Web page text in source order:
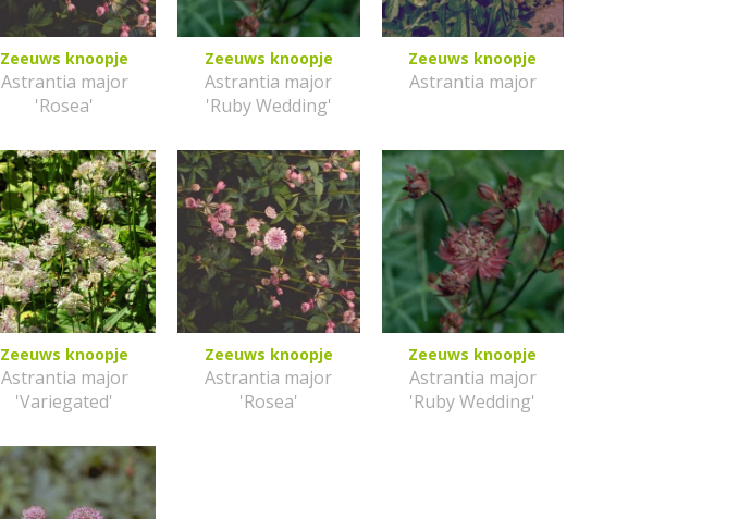
Zeeuws knoopje
Astrantia major
'Rosea'
Zeeuws knoopje
Astrantia major
'Ruby Wedding'
Zeeuws knoopje
Astrantia major
Zeeuws knoopje
Astrantia major
'Variegated'
Zeeuws knoopje
Astrantia major
'Rosea'
Zeeuws knoopje
Astrantia major
'Ruby Wedding'